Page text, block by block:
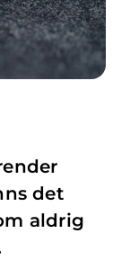
det
aldrig